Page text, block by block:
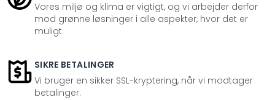
Vores miljø og klima er vigtigt, og vi arbejder derfor
mod grønne løsninger i alle aspekter, hvor det er
muligt.
SIKRE BETALINGER
Vi bruger en sikker SSL-kryptering, når vi modtager
betalinger.